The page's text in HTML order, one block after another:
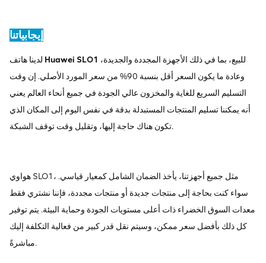
إيجابياتنا
Huawei SLO1
وعادة ما يكون السعر أقل بنسبة 90% من سعر المورد الأصلي. إن وقت
التسليم السريع للغاية والمخزون عالي الجودة في جميع أنحاء العالم يعني
أنه يمكننا تسليم المنتجات المستبدلة بدقة في نفس اليوم إلى المكان الذي
تكون هناك حاجة إليها، وتقليل وقت توقف الشبكة.
هواوي SLO1، مثل جميع أجهزتنا، يأخذ الضمان الشامل كمعيار قياسي.
سواء كنت بحاجة إلى منتجات جديدة أو منتجات مجددة، فإننا نشتري فقط
معدات السوق الخضراء ذات أعلى مستويات الجودة وحماية البيئة. يتم توفير
كل ذلك بأفضل سعر ممكن، وسيتم نقل قدر كبير من فعالية التكلفة إليك
مباشرةً.